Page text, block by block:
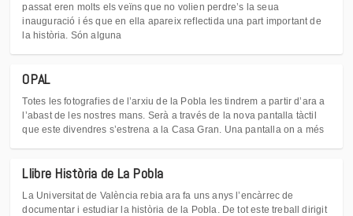
passat eren molts els veïns que no volien perdre’s la seua
inauguració i és que en ella apareix reflectida una part important de
la història. Són alguna
OPAL
Totes les fotografies de l’arxiu de la Pobla les tindrem a partir d’ara a
l’abast de les nostres mans. Serà a través de la nova pantalla tàctil
que este divendres s’estrena a la Casa Gran. Una pantalla on a més
Llibre Història de La Pobla
La Universitat de València rebia ara fa uns anys l’encàrrec de
documentar i estudiar la història de la Pobla. De tot este treball dirigit